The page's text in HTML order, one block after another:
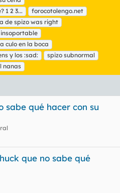
1 2 3...
forocotolengo.net
de spizo was right
culo en la boca
y los :sad:
spizo subnormal
nanas
sabe qué hacer con su
que no sabe qué